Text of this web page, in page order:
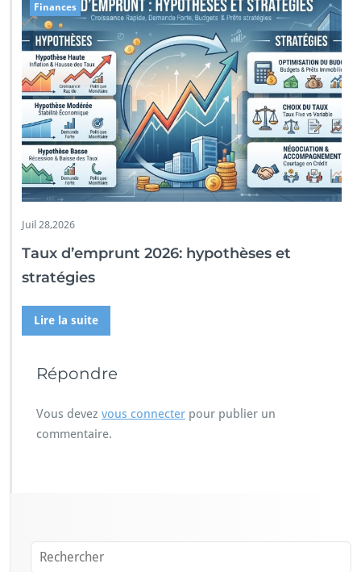
Finances
Juil 28,2026
Taux d’emprunt 2026: hypothèses et
stratégies
Lire la suite
Répondre
Vous devez vous connecter pour publier un
commentaire.